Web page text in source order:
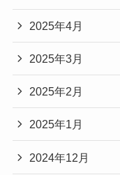
2025年4月
2025年3月
2025年2月
2025年1月
2024年12月